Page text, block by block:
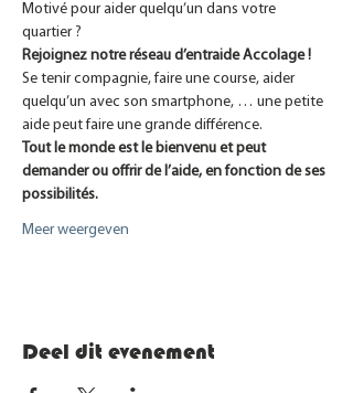
Motivé pour aider quelqu’un dans votre
quartier ?
Rejoignez notre réseau d’entraide Accolage !
Se tenir compagnie, faire une course, aider
quelqu’un avec son smartphone, … une petite
aide peut faire une grande différence.
Tout le monde est le bienvenu et peut
demander ou offrir de l’aide, en fonction de ses
possibilités.
Meer weergeven
Deel dit evenement